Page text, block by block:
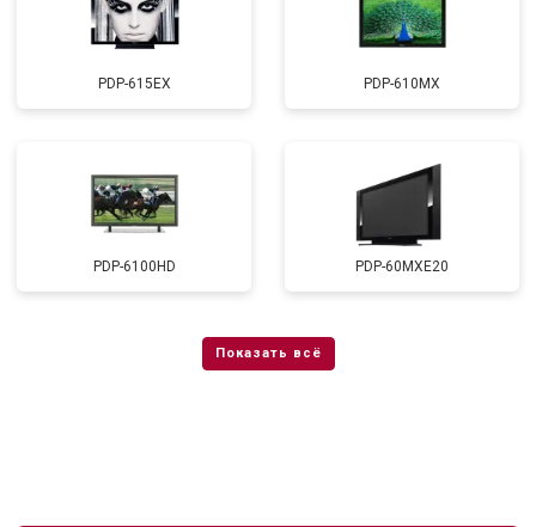
PDP-615EX PDP-610MX
PDP-6100HD PDP-60MXE20